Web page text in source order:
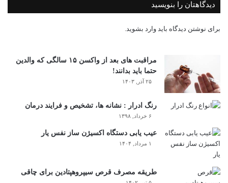
دیدگاهتان را بنویسید
برای نوشتن دیدگاه باید وارد بشوید
مراقبت های بعد از واکسن ۱۵ سالگی که والدین
حتما باید بدانند!
۲۵ آذر, ۱۴۰۳
رنگ ادرار : نشانه ها، تشخیص و فرایند درمان
۶ خرداد, ۱۳۹۸
عیب یابی دستگاه اکسیژن ساز نفس یار
۱ مرداد, ۱۴۰۴
طریقه مصرف قرص سیپروهپتادین برای چاقی